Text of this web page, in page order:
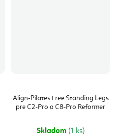
Align-Pilates Free Standing Legs
pre C2-Pro a C8-Pro Reformer
Skladom (1 ks)